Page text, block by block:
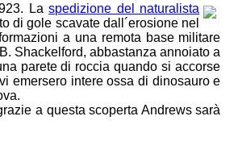
Laspedizione del naturalista
di gole scavate dall´erosione nel
a una remota base militare
Shackelford, abbastanza annoiato a
parete di roccia quando si accorse
emersero intere ossa di dinosauro e
a questa scoperta Andrews sarà